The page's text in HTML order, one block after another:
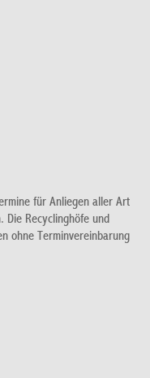
für Anliegen aller Art
Die Recyclinghöfe und
ohne Terminvereinbarung